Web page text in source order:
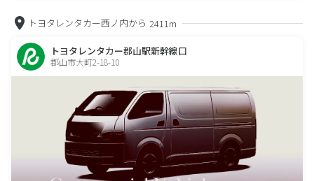
トヨタレンタカー西ノ内から 2411m
トヨタレンタカー郡山駅新幹線口
郡山市大町2-18-10